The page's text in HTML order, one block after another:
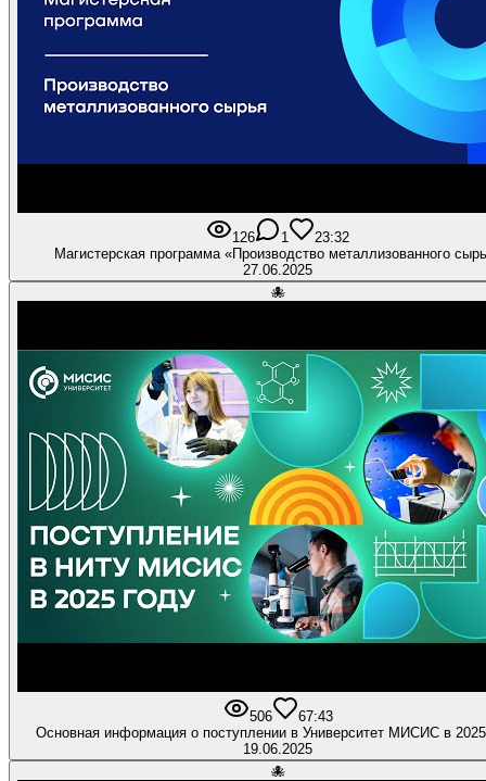
126 1 23:32
Магистерская программа «Производство металлизованного
27.06.2025
🐙
506 67:43
Основная информация о поступлении в Университет МИСИС в
19.06.2025
🐙